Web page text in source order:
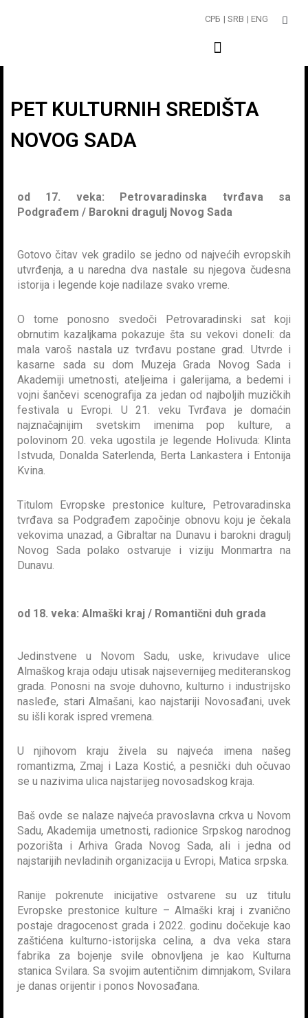
СРБ | SRB | ENG
PET KULTURNIH SREDIŠTA
NOVOG SADA
od 17. veka: Petrovaradinska tvrđava sa
Podgrađem / Barokni dragulj Novog Sada
Gotovo čitav vek gradilo se jedno od najvećih evropskih
utvrđenja, a u naredna dva nastale su njegova čudesna
istorija i legende koje nadilaze svako vreme.
O tome ponosno svedoči Petrovaradinski sat koji
obrnutim kazaljkama pokazuje šta su vekovi doneli: da
mala varoš nastala uz tvrđavu postane grad. Utvrde i
kasarne sada su dom Muzeja Grada Novog Sada i
Akademiji umetnosti, ateljeima i galerijama, a bedemi i
vojni šančevi scenografija za jedan od najboljih muzičkih
festivala u Evropi. U 21. veku Tvrđava je domaćin
najznačajnijim svetskim imenima pop kulture, a
polovinom 20. veka ugostila je legende Holivuda: Klinta
Istvuda, Donalda Saterlenda, Berta Lankastera i Entonija
Kvina.
Titulom Evropske prestonice kulture, Petrovaradinska
tvrđava sa Podgrađem započinje obnovu koju je čekala
vekovima unazad, a Gibraltar na Dunavu i barokni dragulj
Novog Sada polako ostvaruje i viziju Monmartra na
Dunavu.
od 18. veka: Almaški kraj / Romantični duh grada
Jedinstvene u Novom Sadu, uske, krivudave ulice
Almaškog kraja odaju utisak najsevernijeg mediteranskog
grada. Ponosni na svoje duhovno, kulturno i industrijsko
nasleđe, stari Almašani, kao najstariji Novosađani, uvek
su išli korak ispred vremena.
U njihovom kraju živela su najveća imena našeg
romantizma, Zmaj i Laza Kostić, a pesnički duh očuvao
se u nazivima ulica najstarijeg novosadskog kraja.
Baš ovde se nalaze najveća pravoslavna crkva u Novom
Sadu, Akademija umetnosti, radionice Srpskog narodnog
pozorišta i Arhiva Grada Novog Sada, ali i jedna od
najstarijih nevladinih organizacija u Evropi, Matica srpska.
Ranije pokrenute inicijative ostvarene su uz titulu
Evropske prestonice kulture – Almaški kraj i zvanično
postaje dragocenost grada i 2022. godinu dočekuje kao
zaštićena kulturno-istorijska celina, a dva veka stara
fabrika za bojenje svile obnovljena je kao Kulturna
stanica Svilara. Sa svojim autentičnim dimnjakom, Svilara
je danas orijentir i ponos Novosađana.